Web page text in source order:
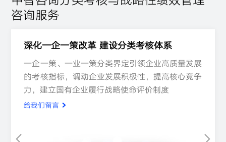
咨询服务
一企一策、一业一策分类界定引领企业高质量发展
的考核指标，调动企业发展积极性，提高核心竞争
力，建立国有企业履行战略使命评价制度
给我们留言
一企一策、一业一策分类界定引领企业高质量发展
的考核指标，调动企业发展积极性，提高核心竞争
力，建立国有企业履行战略使命评价制度
给我们留言
深化一企一策改革 建设分类考核体系
一企一策、一业一策分类界定引领企业高质量发展
的考核指标，调动企业发展积极性，提高核心竞争
力，建立国有企业履行战略使命评价制度
给我们留言